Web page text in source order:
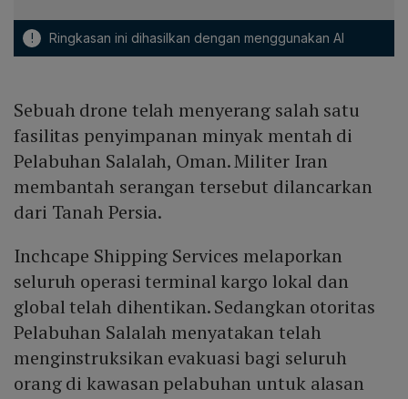
! Ringkasan ini dihasilkan dengan menggunakan AI
Sebuah drone telah menyerang salah satu
fasilitas penyimpanan minyak mentah di
Pelabuhan Salalah, Oman. Militer Iran
membantah serangan tersebut dilancarkan
dari Tanah Persia.
Inchcape Shipping Services melaporkan
seluruh operasi terminal kargo lokal dan
global telah dihentikan. Sedangkan otoritas
Pelabuhan Salalah menyatakan telah
menginstruksikan evakuasi bagi seluruh
orang di kawasan pelabuhan untuk alasan